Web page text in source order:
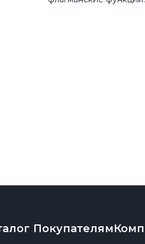
Покупателям